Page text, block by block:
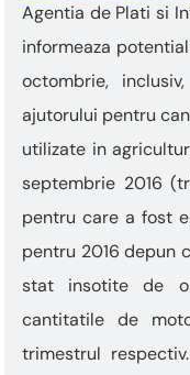
Agentia de Plati si
informeaza
octombrie,
ajutorului pentru
utilizate in
septembrie 2016
pentru care a fost
pentru 2016 depun
stat insotite de o
cantitatile de
trimestrul